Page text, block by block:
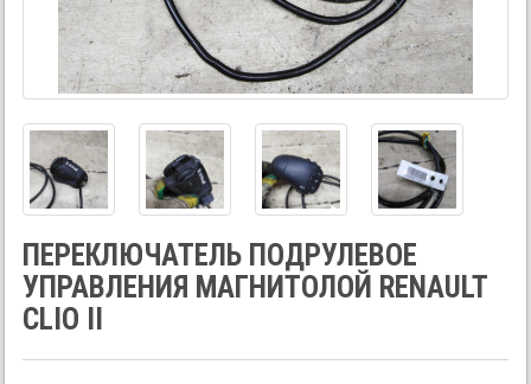
ПЕРЕКЛЮЧАТЕЛЬ ПОДРУЛЕВОЕ
УПРАВЛЕНИЯ МАГНИТОЛОЙ RENAULT
CLIO II